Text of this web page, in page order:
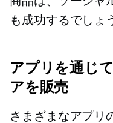
も成功するでしょ
アプリを通じ
アを販売
さまざまなアプリ